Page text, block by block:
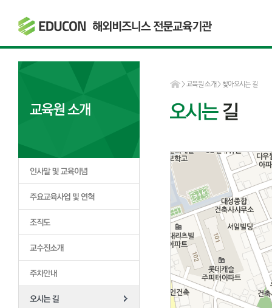
>교육원 소개> 찾아오시는 길